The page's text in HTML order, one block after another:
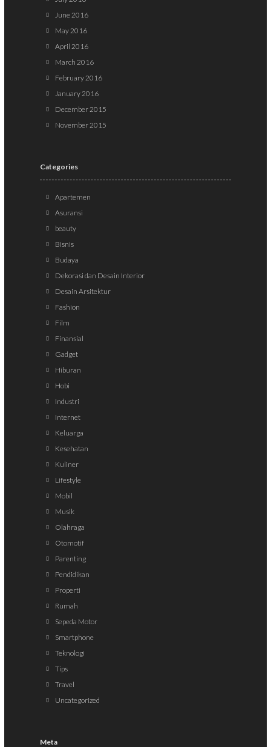
June 2016
May 2016
April 2016
March 2016
February 2016
January 2016
December 2015
November 2015
Categories
Apartemen
Asuransi
beauty
Bisnis
Budaya
Dekorasi dan Desain Interior
Desain Arsitektur
Fashion
Film
Finansial
Gadget
Hiburan
Hobi
Industri
Internet
Keluarga
Kesehatan
Kuliner
Lifestyle
Mobil
Musik
Olahraga
Otomotif
Parenting
Pendidikan
Properti
Rumah
Sepeda Motor
Smartphone
Teknologi
Tips
Travel
Uncategorized
Meta